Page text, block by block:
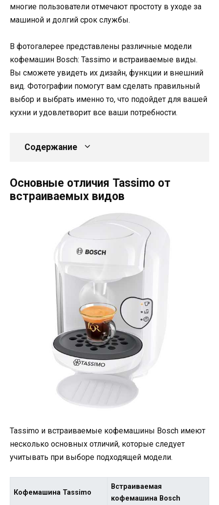
многие пользователи отмечают простоту в уходе за
машиной и долгий срок службы.
В фотогалерее представлены различные модели
кофемашин Bosch: Tassimo и встраиваемые виды.
Вы сможете увидеть их дизайн, функции и внешний
вид. Фотографии помогут вам сделать правильный
выбор и выбрать именно то, что подойдет для вашей
кухни и удовлетворит все ваши потребности.
Содержание
Основные отличия Tassimo от
встраиваемых видов
Tassimo и встраиваемые кофемашины Bosch имеют
несколько основных отличий, которые следует
учитывать при выборе подходящей модели.
Кофемашина Tassimo
Встраиваемая
кофемашина Bosch